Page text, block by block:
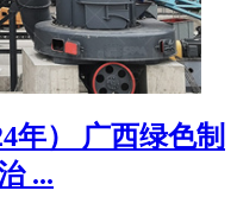
年） 广西绿色制
...